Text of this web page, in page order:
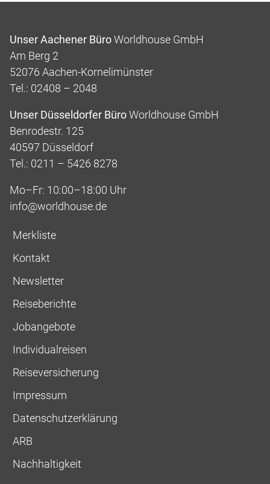
Unser Aachener BüroWorldhouse GmbH
Am Berg 2
52076 Aachen-Kornelimünster
Tel.: 02408 – 2048
Unser Düsseldorfer BüroWorldhouse GmbH
Benrodestr. 125
40597 Düsseldorf
Tel.: 0211 – 5426 8278
Mo–Fr: 10:00–18:00 Uhr
info@worldhouse.de
Merkliste
Kontakt
Newsletter
Reiseberichte
Jobangebote
Individualreisen
Reiseversicherung
Impressum
Datenschutzerklärung
ARB
Nachhaltigkeit